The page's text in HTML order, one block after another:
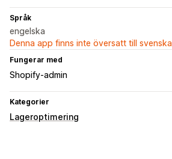
Språk
engelska
Denna app finns inte översatt till svenska
Fungerar med
Shopify-admin
Kategorier
Lageroptimering